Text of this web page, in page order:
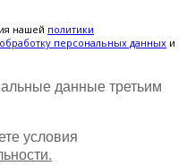
нашей политики
персональных данных и
данные третьим
условия